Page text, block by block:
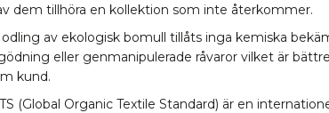
dem tillhöra en kollektion som inte återkommer.
av ekologisk bomull tillåts inga kemiska
eller genmanipulerade råvaror vilket är
kund.
(Global Organic Textile Standard) är en